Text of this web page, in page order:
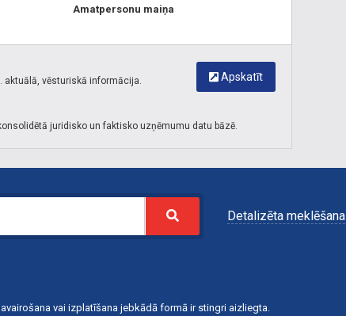
Amatpersonu maiņa
Apskatīt
aktuālā, vēsturiskā informācija.
juridisko un faktisko uzņēmumu datu bāzē.
Detalizēta meklēšana
vai izplatīšana jebkādā formā ir stingri aizliegta.